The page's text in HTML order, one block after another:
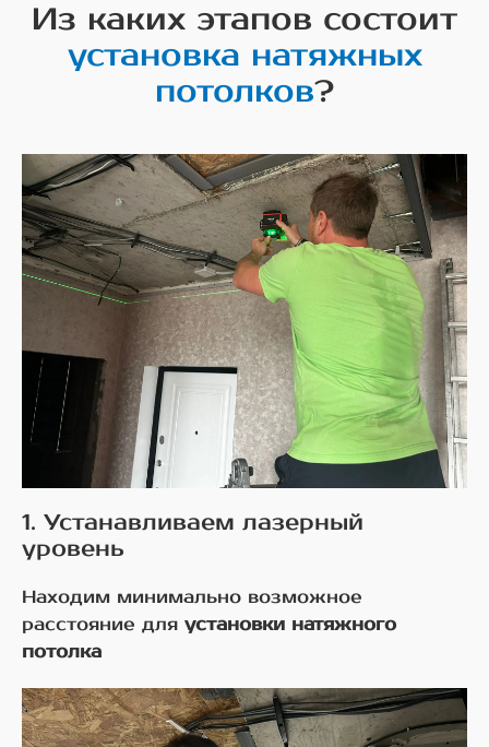
Из каких этапов состоит
установка натяжных
потолков?
1. Устанавливаем лазерный
уровень
Находим минимально возможное
расстояние для установки натяжного
потолка